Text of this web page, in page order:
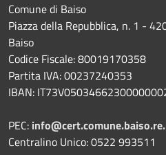
Comune di Baiso
Piazza della Repubblica, n. 1 -
Baiso
Codice Fiscale: 80019170358
Partita IVA: 00237240353
IBAN:
PEC:
Centralino Unico: 0522 993511